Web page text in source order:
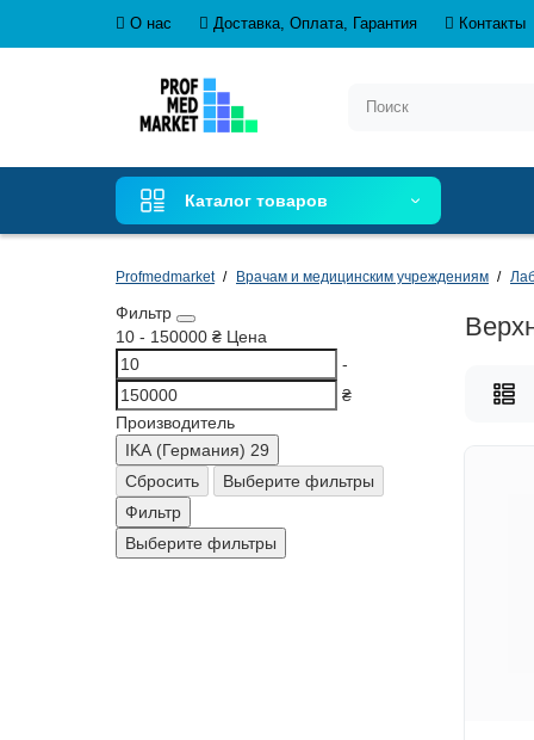
О нас Доставка, Оплата, Гарантия Контакты
Каталог товаров
Profmedmarket Врачам и медицинским учреждениям
Фильтр
10 - 150000 ₴ Цена
-
₴
Производитель
IKA (Германия) 29
Сбросить
Выберите фильтры
Фильтр
Выберите фильтры